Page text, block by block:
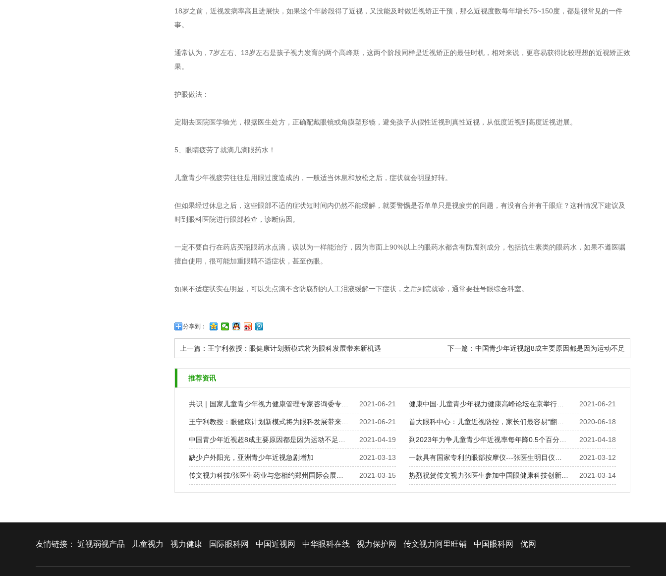
18岁之前，近视发病率高且进展快，如果这个年龄段得了近视，又没能及时做近视矫正干预，那么近视度数每年增长75~150度，都是很常见的一件
事。
通常认为，7岁左右、13岁左右是孩子视力发育的两个高峰期，这两个阶段同样是近视矫正的最佳时机，相对来说，更容易获得比较理想的近视矫正效
果。
护眼做法：
定期去医院医学验光，根据医生处方，正确配戴眼镜或角膜塑形镜，避免孩子从假性近视到真性近视，从低度近视到高度近视进展。
5、眼睛疲劳了就滴几滴眼药水！
儿童青少年视疲劳往往是用眼过度造成的，一般适当休息和放松之后，症状就会明显好转。
但如果经过休息之后，这些眼部不适的症状短时间内仍然不能缓解，就要警惕是否单单只是视疲劳的问题，有没有合并有干眼症？这种情况下建议及
时到眼科医院进行眼部检查，诊断病因。
一定不要自行在药店买瓶眼药水点滴，误以为一样能治疗，因为市面上90%以上的眼药水都含有防腐剂成分，包括抗生素类的眼药水，如果不遵医嘱
擅自使用，很可能加重眼睛不适症状，甚至伤眼。
如果不适症状实在明显，可以先点滴不含防腐剂的人工泪液缓解一下症状，之后到院就诊，通常要挂号眼综合科室。
分享到：
上一篇： 王宁利教授：眼健康计划新模式将为眼科发展带来新机遇 下一篇： 中国青少年近视超8成主要原因都是因为运动不足
推荐资讯
2021-06-21
共识｜国家儿童青少年视力健康管理专家咨询委专… 2021-06-21
健康中国·儿童青少年视力健康高峰论坛在京举行…
2021-06-21
王宁利教授：眼健康计划新模式将为眼科发展带来… 2020-06-18
首大眼科中心：儿童近视防控，家长们最容易“翻…
2021-04-19
中国青少年近视超8成主要原因都是因为运动不足… 2021-04-18
到2023年力争儿童青少年近视率每年降0.5个百分…
2021-03-13
缺少户外阳光，亚洲青少年近视急剧增加 2021-03-12
一款具有国家专利的眼部按摩仪---张医生明目仪…
2021-03-15
传文视力科技/张医生药业与您相约郑州国际会展… 2021-03-14
热烈祝贺传文视力张医生参加中国眼健康科技创新…
友情链接： 近视弱视产品 儿童视力 视力健康 国际眼科网 中国近视网 中华眼科在线 视力保护网 传文视力阿里旺铺 中国眼科网 优网